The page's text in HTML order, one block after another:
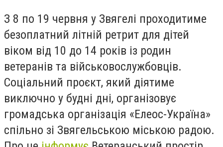
З 8 по 19 червня у Звягелі проходитиме
безоплатний літній ретрит для дітей
віком від 10 до 14 років із родин
ветеранів та військовослужбовців.
Соціальний проєкт, який діятиме
виключно у будні дні, організовує
громадська організація «Елеос-Україна»
спільно зі Звягельською міською радою.